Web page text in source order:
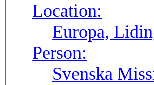
Location:
Europa,
Person:
Svenska